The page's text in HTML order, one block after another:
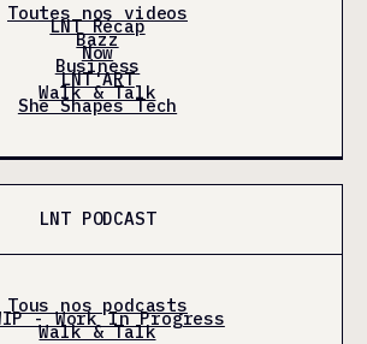
Toutes nos videos
LNT Récap
Bazz
Now
Business
LNT'ART
Walk & Talk
She Shapes Tech
LNT PODCAST
Tous nos podcasts
- Work In Progress
Walk & Talk